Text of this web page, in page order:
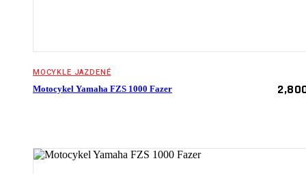
MOCYKLE JAZDENÉ
Motocykel Yamaha FZS 1000 Fazer